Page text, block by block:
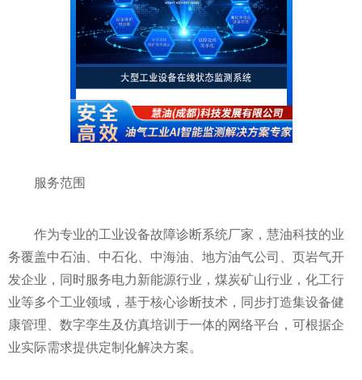
服务范围
作为专业的工业设备故障诊断系统厂家，慧油科技的业
务覆盖中石油、中石化、中海油、地方油气公司、页岩气开
发企业，同时服务电力新能源行业，煤炭矿山行业，化工行
业等多个工业领域，基于核心诊断技术，同步打造集设备健
康管理、数字孪生及仿真培训于一体的网络平台，可根据企
业实际需求提供定制化解决方案。